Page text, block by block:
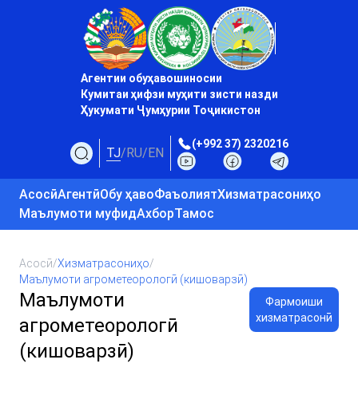
Агентии обуҳавошиносии
Кумитаи ҳифзи муҳити зисти назди
Ҳукумати Ҷумҳурии Тоҷикистон
TJ/RU/EN
(+992 37) 2320216
АсосӣАгентӣОбу ҳавоФаъолиятХизматрасониҳо
Маълумоти муфидАхборТамос
Асосӣ/Хизматрасониҳо/
Маълумоти агрометеорологӣ (кишоварзӣ)
Маълумоти
агрометеорологӣ
(кишоварзӣ)
Фармоиши
хизматрасонӣ